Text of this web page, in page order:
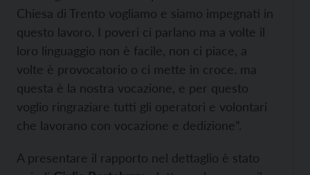
Chiesa di Trento vogliamo e siamo impegnati in
questo lavoro. I poveri ci parlano ma a volte il
loro linguaggio non è facile, non ci piace, a
volte è provocatorio o ci mette in croce. ma
questa è la nostra vocazione, e per questo
voglio ringraziare tutti gli operatori e volontari
che lavorano con vocazione e dedizione”.
A presentare il rapporto nel dettaglio è stato